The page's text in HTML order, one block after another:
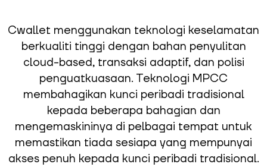
Cwallet menggunakan teknologi keselamatan
berkualiti tinggi dengan bahan penyulitan
cloud-based, transaksi adaptif, dan polisi
penguatkuasaan. Teknologi MPCC
membahagikan kunci peribadi tradisional
kepada beberapa bahagian dan
mengemaskininya di pelbagai tempat untuk
memastikan tiada sesiapa yang mempunyai
akses penuh kepada kunci peribadi tradisional.